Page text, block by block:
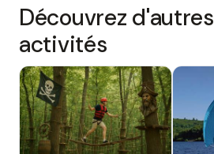
Découvrez d'autres
activités